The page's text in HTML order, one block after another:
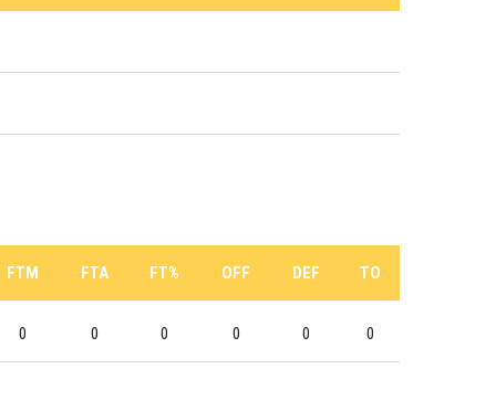
FTM FTA FT% OFF DEF TO
0 0 0 0 0 0